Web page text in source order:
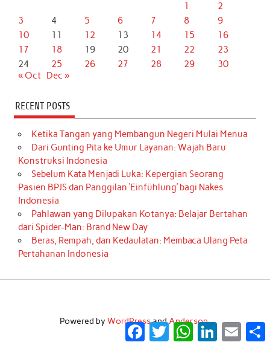
1
2
3
4 5 6 7 8
9
10
11 12 13 14 15
16
17
18 19 20 21 22
23
24
25 26 27 28 29
30
« Oct Dec »
RECENT POSTS
Ketika Tangan yang Membangun Negeri Mulai Menua
Dari Gunting Pita ke Umur Layanan: Wajah Baru
Konstruksi Indonesia
Sebelum Kata Menjadi Luka: Kepergian Seorang
Pasien BPJS dan Panggilan ‘Einfühlung’ bagi Nakes
Indonesia
Pahlawan yang Dilupakan Kotanya: Belajar Bertahan
dari Spider-Man: Brand New Day
Beras, Rempah, dan Kedaulatan: Membaca Ulang Peta
Pertahanan Indonesia
Powered by WordPressandAnderson.
Facebook
TwitterWhatsApp
LinkedInEmail